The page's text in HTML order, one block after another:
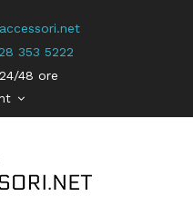
353 5222
48 ore